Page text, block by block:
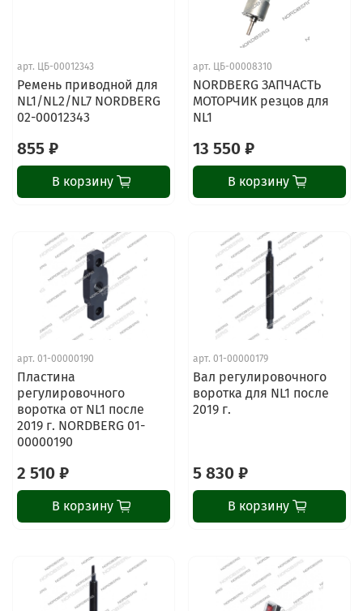
арт. ЦБ-00012343
Ремень приводной для
NL1/NL2/NL7 NORDBERG
02-00012343
855 ₽
В корзину
арт. ЦБ-00008310
NORDBERG ЗАПЧАСТЬ
МОТОРЧИК резцов для
NL1
13 550 ₽
В корзину
арт. 01-00000190
Пластина
регулировочного
воротка от NL1 после
2019 г. NORDBERG 01-
00000190
2 510 ₽
В корзину
арт. 01-00000179
Вал регулировочного
воротка для NL1 после
2019 г.
5 830 ₽
В корзину